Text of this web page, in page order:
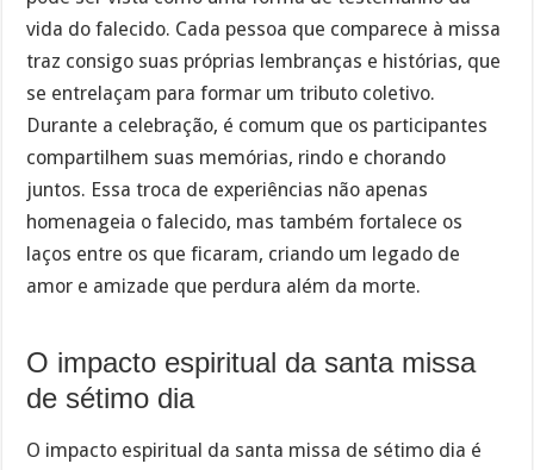
vida do falecido. Cada pessoa que comparece à missa
traz consigo suas próprias lembranças e histórias, que
se entrelaçam para formar um tributo coletivo.
Durante a celebração, é comum que os participantes
compartilhem suas memórias, rindo e chorando
juntos. Essa troca de experiências não apenas
homenageia o falecido, mas também fortalece os
laços entre os que ficaram, criando um legado de
amor e amizade que perdura além da morte.
O impacto espiritual da santa missa
de sétimo dia
O impacto espiritual da santa missa de sétimo dia é